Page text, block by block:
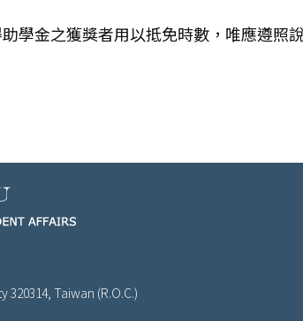
學金之獲獎者用以抵免時數，唯應遵照
320314, Taiwan (R.O.C.)